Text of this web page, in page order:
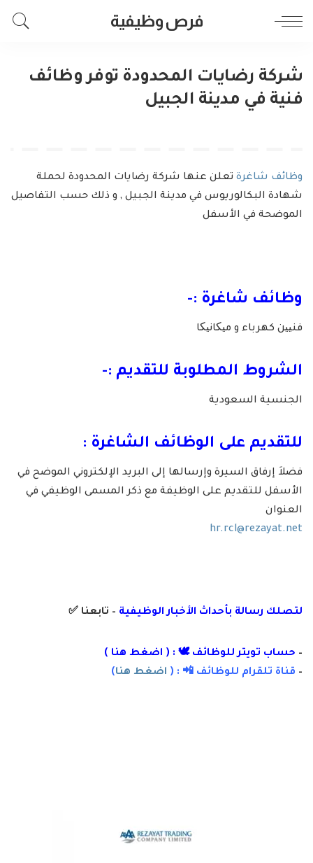
فرص وظيفية
شركة رضايات المحدودة توفر وظائف
فنية في مدينة الجبيل
وظائف شاغرة تعلن عنها شركة رضايات المحدودة لحملة
شهادة البكالوريوس في مدينة الجبيل , و ذلك حسب التفاصيل
الموضحة في الأسفل
وظائف شاغرة :-
فنیین كهرباء و میکانیکا
الشروط المطلوبة للتقديم :-
الجنسية السعودية
للتقديم على الوظائف الشاغرة :
فضلاَ إرفاق السيرة وإرسالها إلى البريد الإلكتروني الموضح في
الأسفل للتقديم على الوظيفة مع ذكر المسمى الوظيفي في
العنوان
hr.rcl@rezayat.net
لتصلك رسالة بأحداث الأخبار الوظيفية – تابعنا ✅
– حساب تويتر للوظائف 🕊 : ( اضغط هنا )
– قناة تلقرام للوظائف 📲 : ( اضغط هنا)